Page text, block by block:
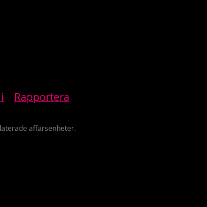
Rapportera
affärsenheter.